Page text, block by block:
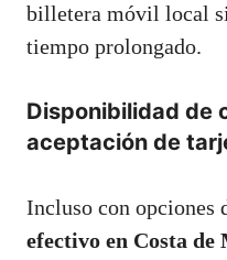
billetera móvil local
tiempo prolongado.
Disponibilidad de
aceptación de
Incluso con opciones
efectivo en Costa